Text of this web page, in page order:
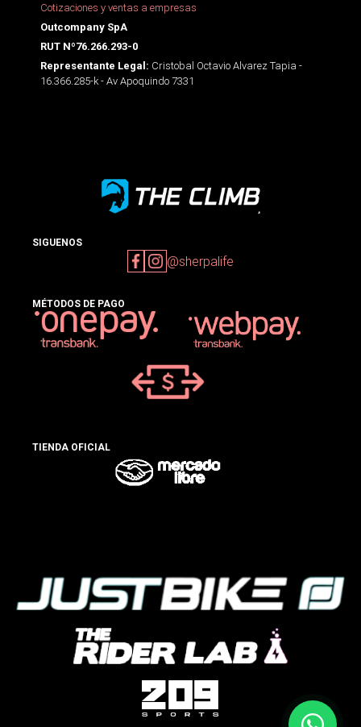
Cotizaciones y ventas a empresas
Outcompany SpA
RUT Nº76.266.293-0
Representante Legal: Cristobal Octavio Alvarez Tapia -
16.366.285-k - Av Apoquindo 7331
SIGUENOS
@sherpalife
MÉTODOS DE PAGO
TIENDA OFICIAL